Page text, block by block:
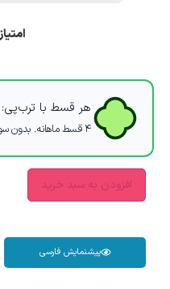
هر قسط با ترب‌پی:
۴ قسط ماهانه. بدون سود، چک و ضامن.
افزودن به سبد خرید
پیشنمایش فارسی